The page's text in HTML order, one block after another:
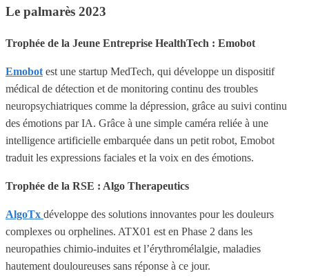
Le palmarès 2023
Trophée de la Jeune Entreprise HealthTech : Emobot
Emobot est une startup MedTech, qui développe un dispositif
médical de détection et de monitoring continu des troubles
neuropsychiatriques comme la dépression, grâce au suivi continu
des émotions par IA. Grâce à une simple caméra reliée à une
intelligence artificielle embarquée dans un petit robot, Emobot
traduit les expressions faciales et la voix en des émotions.
Trophée de la RSE : Algo Therapeutics
AlgoTx développe des solutions innovantes pour les douleurs
complexes ou orphelines. ATX01 est en Phase 2 dans les
neuropathies chimio-induites et l’érythromélalgie, maladies
hautement douloureuses sans réponse à ce jour.